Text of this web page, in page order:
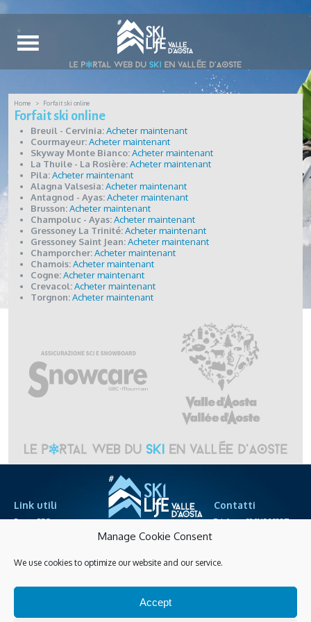
Manage Cookie Consent
We use cookies to optimize our website and our service.
Accept
Home Forfait ski online
Forfait ski online
Breuil - Cervinia:Acheter maintenant
Courmayeur:Acheter maintenant
Skyway Monte Bianco:Acheter maintenant
La Thuile - La Rosière:Acheter maintenant
Pila:Acheter maintenant
Alagna Valsesia:Acheter maintenant
Antagnod - Ayas:Acheter maintenant
Brusson:Acheter maintenant
Champoluc - Ayas:Acheter maintenant
Gressoney La Trinité:Acheter maintenant
Gressoney Saint Jean:Acheter maintenant
Champorcher:Acheter maintenant
Chamois:Acheter maintenant
Cogne:Acheter maintenant
Crevacol:Acheter maintenant
Torgnon:Acheter maintenant
Link utili
Espace PRO
Contatti
Telefono +39.0165.238871
Gérer les cookies